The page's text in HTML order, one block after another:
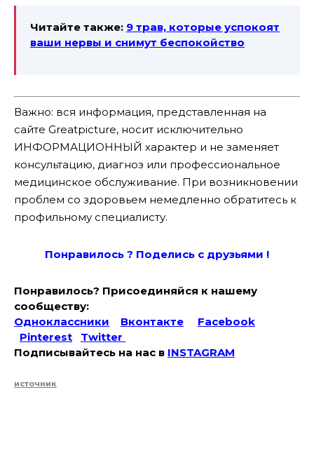
Читайте также: 9 трав, которые успокоят
ваши нервы и снимут беспокойство
Важно: вся информация, представленная на
сайте Greatpicture, носит исключительно
ИНФОРМАЦИОННЫЙ характер и не заменяет
консультацию, диагноз или профессиональное
медицинское обслуживание. При возникновении
проблем со здоровьем немедленно обратитесь к
профильному специалисту.
Понравилось ? Поделись с друзьями !
Понравилось? Присоединяйся к нашему
сообществу:
Одноклассники
Вконтакте
Facebook
Pinterest
Twitter
Подписывайтесь на наc в INSTAGRAM
источник